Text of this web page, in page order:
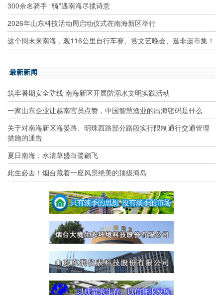
300余名骑手 “骑”遇南海尽揽诗意
2026年山东科技活动周启动仪式在南海新区举行
这个周末来南海，观116公里自行车赛、赏文艺晚会、逛非遗市集！
最新新闻
筑牢暑期安全防线 南海新区开展防溺水文明实践活动
一家山东企业让越南官员点赞，中国智慧渔业的出海密码是什么
关于对南海新区海晏路、明珠西路部分路段实行限制通行交通管理
措施的通告
夏日南海：水清草盛白鹭翩飞
此生必去！烟台藏着一座风景绝美的顶级海岛